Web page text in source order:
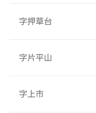
字押草台
字片平山
字上市